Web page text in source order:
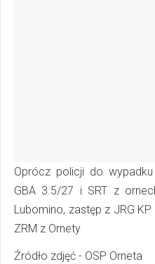
Oprócz policji do
GBA 3.5/27 i SRT z
Lubomino, zastęp z JRG
ZRM z Ornety
Źródło zdjęć - OSP Orneta